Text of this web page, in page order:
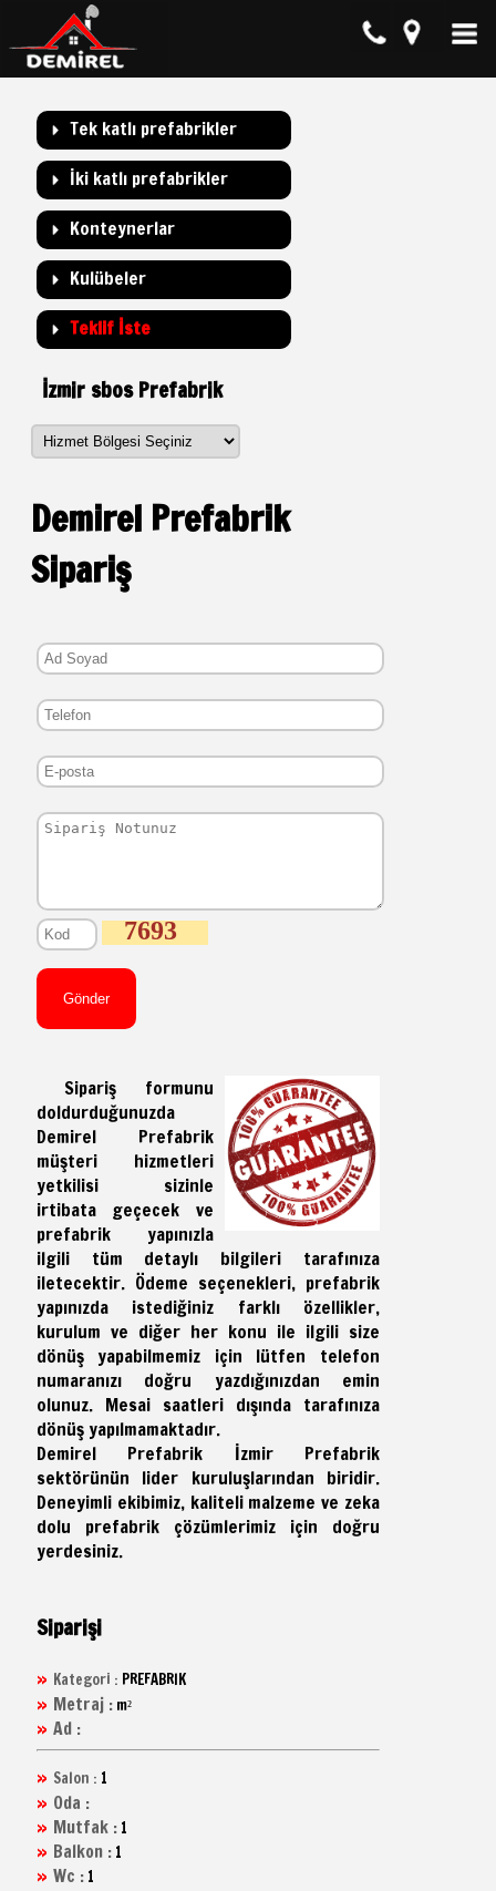
Tek katlı prefabrikler
İki katlı prefabrikler
Konteynerlar
Kulübeler
Teklif İste
İzmir sbos Prefabrik
Demirel Prefabrik
Sipariş
7693
Sipariş formunu
doldurduğunuzda
Demirel Prefabrik
müşteri hizmetleri
yetkilisi sizinle
irtibata geçecek ve
prefabrik yapınızla
ilgili tüm detaylı bilgileri tarafınıza
iletecektir. Ödeme seçenekleri, prefabrik
yapınızda istediğiniz farklı özellikler,
kurulum ve diğer her konu ile ilgili size
dönüş yapabilmemiz için lütfen telefon
numaranızı doğru yazdığınızdan emin
olunuz. Mesai saatleri dışında tarafınıza
dönüş yapılmamaktadır.
Demirel Prefabrik İzmir Prefabrik
sektörünün lider kuruluşlarından biridir.
Deneyimli ekibimiz, kaliteli malzeme ve zeka
dolu prefabrik çözümlerimiz için doğru
yerdesiniz.
Siparişi
Kategori : PREFABRIK
Metraj :m²
Ad :
Salon : 1
Oda :
Mutfak :1
Balkon :1
Wc :1